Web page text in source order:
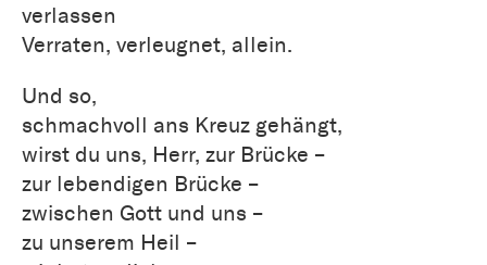
verlassen
Verraten, verleugnet, allein.
Und so,
schmachvoll ans Kreuz gehängt,
wirst du uns, Herr, zur Brücke –
zur lebendigen Brücke –
zwischen Gott und uns –
zu unserem Heil –